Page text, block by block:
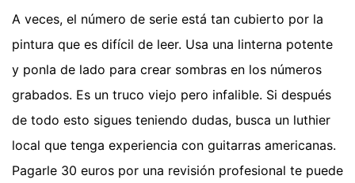
A veces, el número de serie está tan cubierto por la
pintura que es difícil de leer. Usa una linterna potente
y ponla de lado para crear sombras en los números
grabados. Es un truco viejo pero infalible. Si después
de todo esto sigues teniendo dudas, busca un luthier
local que tenga experiencia con guitarras americanas.
Pagarle 30 euros por una revisión profesional te puede